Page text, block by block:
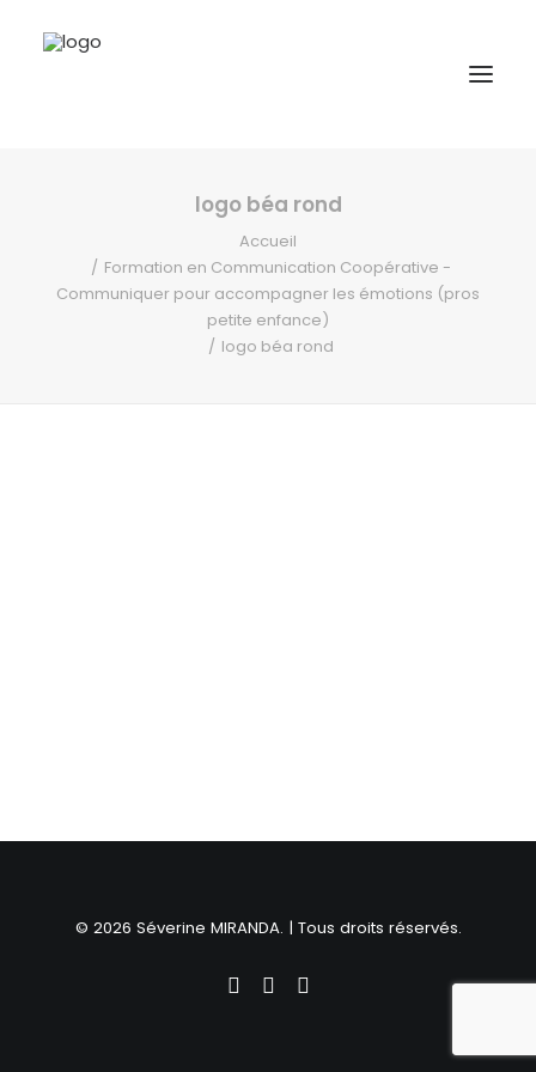
Formations
Accompagnement
logo béa rond
Accueil
Formation en Communication Coopérative -
Communiquer pour accompagner les émotions (pros
petite enfance)
logo béa rond
© 2026 Séverine MIRANDA. | Tous droits réservés.